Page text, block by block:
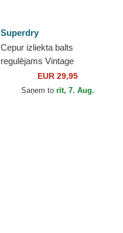
Superdry
Cepur izliekta balts
regulējams Vintage
Embroidered White no
Superdry
EUR 29,95
Saņem to rīt, 7. Aug.